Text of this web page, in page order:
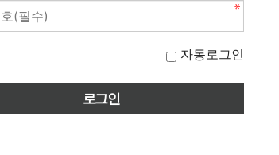
자동로그인